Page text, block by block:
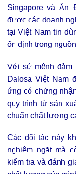
Singapore và Ấn
được các doanh
tại Việt Nam tin
ổn định trong
Với sứ mệnh đảm
Dalosa Việt Nam
ứng có chứng
quy trình từ sản
chuẩn chất lượng
Các đối tác này
nghiêm ngặt mà
kiểm tra và đánh